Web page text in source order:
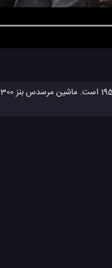
ماشین، زمان و کار دقیق
به ماشین های کلاسیک و